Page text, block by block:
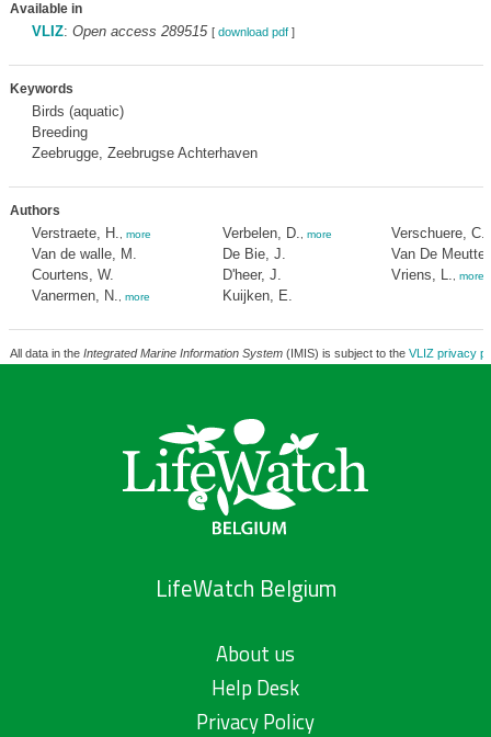
Available in
VLIZ: Open access 289515 [ download pdf]
Keywords
Birds (aquatic)
Breeding
Zeebrugge, Zeebrugse Achterhaven
Authors
Verstraete, H. more
Van de walle, M.
Courtens, W.
Vanermen, N.
more
Verbelen, D. more
De Bie, J.
D'heer, J.
Kuijken, E.
Verschuere, C.
Van De
Vriens, L.
more
All data in the Integrated Marine Information System(IMIS) is subject to the VLIZ privacy
LifeWatch Belgium
About us
Help Desk
Privacy Policy